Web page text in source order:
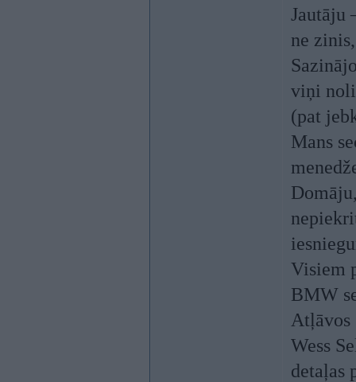
Jautāju
ne
viņi
(pat
Mans
Visiem
BMW
Atļāvos
Wess
detaļas